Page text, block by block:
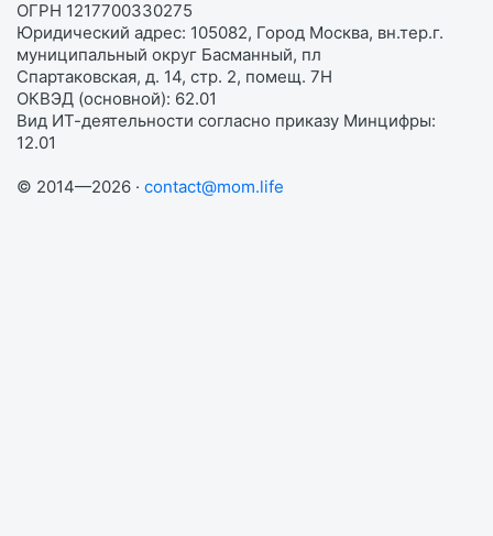
ОГРН 1217700330275
Юридический адрес: 105082, Город Москва, вн.тер.г.
муниципальный округ Басманный, пл
Спартаковская, д. 14, стр. 2, помещ. 7Н
ОКВЭД (основной): 62.01
Вид ИТ-деятельности согласно приказу Минцифры:
12.01
© 2014—2026 · contact@mom.life